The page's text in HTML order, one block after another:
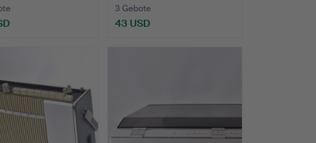
3 Gebote
43 USD